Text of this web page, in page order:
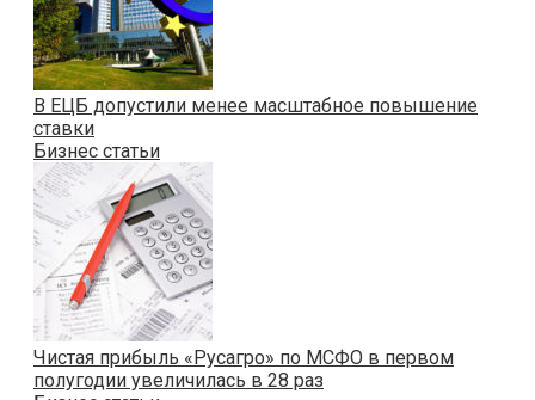
В ЕЦБ допустили менее масштабное повышение
ставки
Бизнес статьи
Чистая прибыль «Русагро» по МСФО в первом
полугодии увеличилась в 28 раз